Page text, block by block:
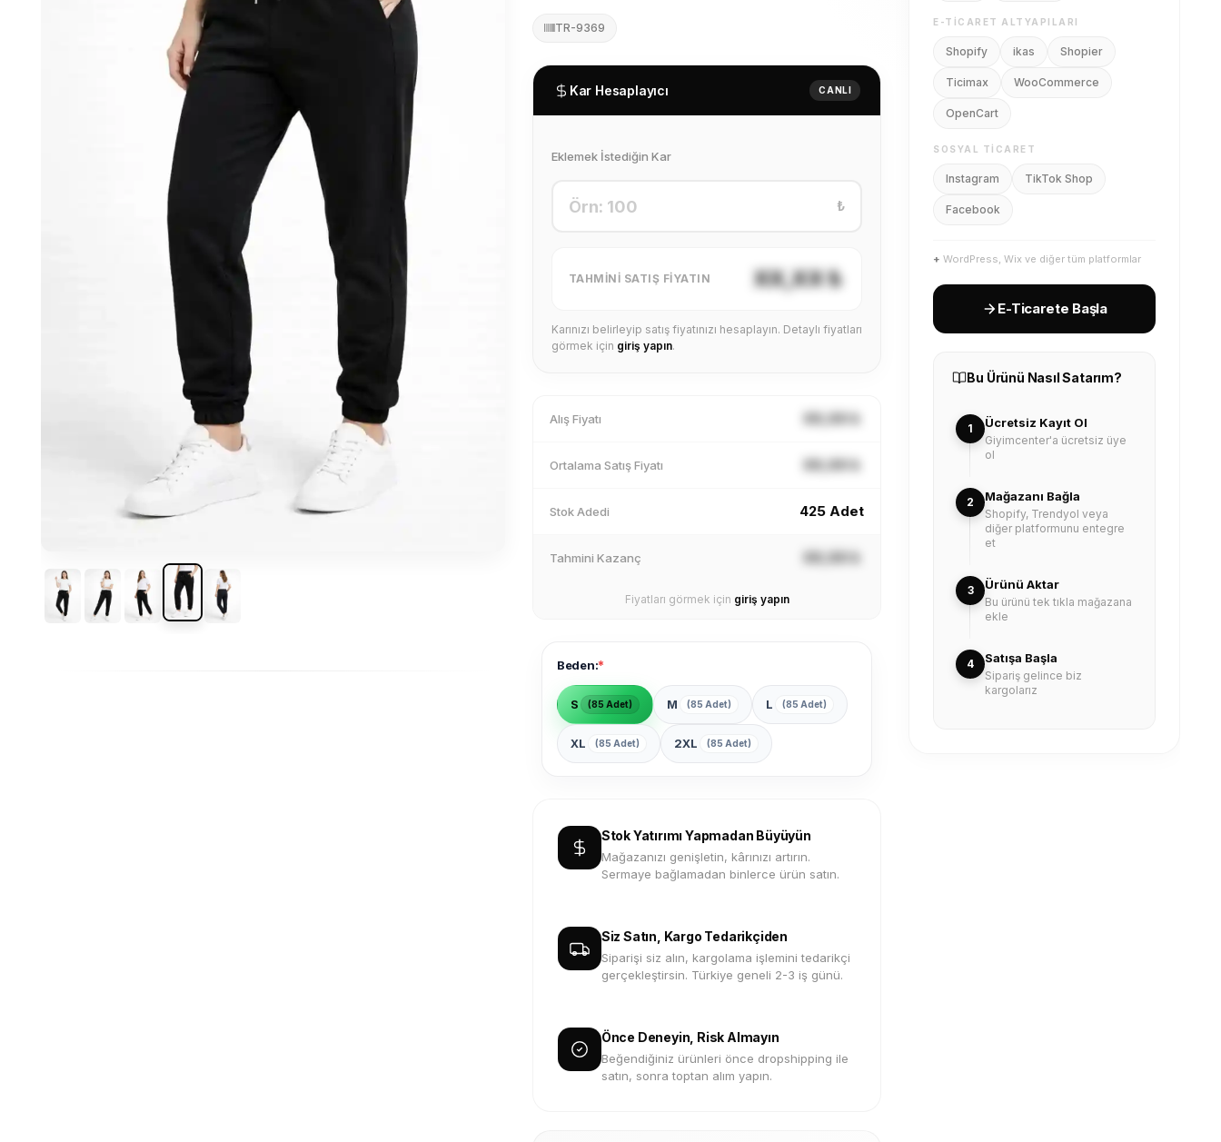
TR-9369
Kar Hesaplayıcı CANLI
Eklemek İstediğin Kar
₺
TAHMINI SATIŞ FIYATIN XX,XX ₺
Karınızı belirleyip satış fiyatınızı hesaplayın. Detaylı fiyatları
görmek için giriş yapın.
Alış Fiyatı XX,XX ₺
Ortalama Satış Fiyatı XX,XX ₺
Stok Adedi 425 Adet
Tahmini Kazanç XX,XX ₺
Fiyatları görmek için giriş yapın
Beden:*
S (85 Adet) M (85 Adet) L (85 Adet)
XL (85 Adet) 2XL (85 Adet)
Stok Yatırımı Yapmadan Büyüyün
Mağazanızı genişletin, kârınızı artırın.
Sermaye bağlamadan binlerce ürün satın.
Siz Satın, Kargo Tedarikçiden
Siparişi siz alın, kargolama işlemini tedarikçi
gerçekleştirsin. Türkiye geneli 2-3 iş günü.
Önce Deneyin, Risk Almayın
Beğendiğiniz ürünleri önce dropshipping ile
satın, sonra toptan alım yapın.
E-TICARET ALTYAPILARI
Shopify ikas Shopier
Ticimax WooCommerce
OpenCart
SOSYAL TICARET
Instagram TikTok Shop
Facebook
+ WordPress, Wix ve diğer tüm platformlar
E-Ticarete Başla
Bu Ürünü Nasıl Satarım?
1 Ücretsiz Kayıt Ol
Giyimcenter'a ücretsiz üye
ol
2 Mağazanı Bağla
Shopify, Trendyol veya
diğer platformunu entegre
et
3 Ürünü Aktar
Bu ürünü tek tıkla mağazana
ekle
4 Satışa Başla
Sipariş gelince biz
kargolarız